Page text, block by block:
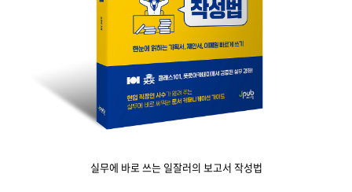
실무에 바로 쓰는 일잘러의 보고서 작성법